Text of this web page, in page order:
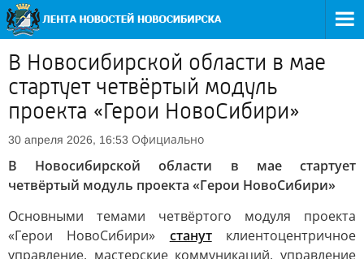
В Новосибирской области в мае
стартует четвёртый модуль
проекта «Герои НовоСибири»
30 апреля 2026, 16:53 Официально
В Новосибирской области в мае стартует
четвёртый модуль проекта «Герои НовоСибири»
Основными темами четвёртого модуля проекта
«Герои НовоСибири» станутклиентоцентричное
управление, мастерские коммуникаций, управление